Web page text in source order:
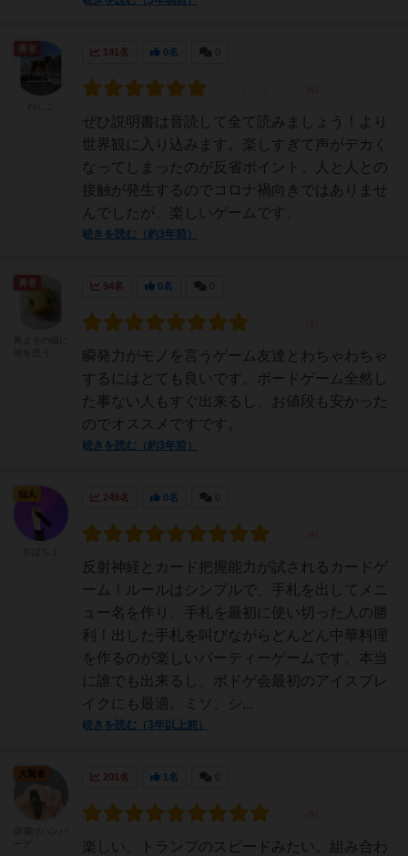
141名 0名
ぜひ説明書は音読して全て読みましょう！より
世界観に入り込みます。楽しすぎて声がデカく
なってしまったのが反省ポイント。人と人との
接触が発生するのでコロナ禍向きではありませ
んでしたが、楽しいゲームです。
続きを読む（約3年前）
勇者
94名 0名
瞬発力がモノを言うゲーム友達とわちゃわちゃ
するにはとても良いです。ボードゲーム全然し
た事ない人もすぐ出来るし、お値段も安かった
のでオススメですです。
続きを読む（約3年前）
勇者
249名 0名
反射神経とカード把握能力が試されるカードゲ
ーム！ルールはシンプルで、手札を出してメニ
ュー名を作り、手札を最初に使い切った人の勝
利！出した手札を叫びながらどんどん中華料理
を作るのが楽しいパーティーゲームです。本当
に誰でも出来るし、ボドゲ会最初のアイスブレ
イクにも最適。ミソ、シ...
続きを読む（3年以上前）
仙人
201名 1名
楽しい。トランプのスピードみたい。組み合わ
大賢者